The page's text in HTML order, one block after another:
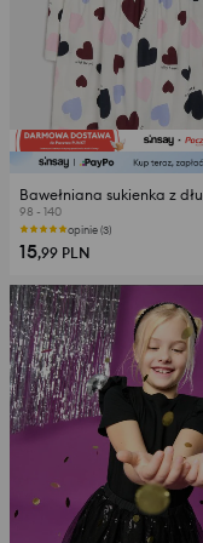
98 - 140
opinie (3)
15,99 PLN